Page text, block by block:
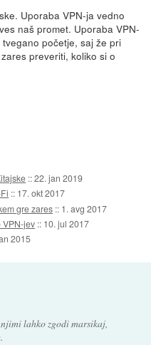
Uporaba VPN-ja vedno
naš promet. Uporaba VPN-
početje, saj že pri
preveriti, koliko si o
::22. jan 2019
:: 17. okt 2017
gre zares :: 1. avg 2017
VPN-jev :: 10. jul 2017
2015
lahko zgodi marsikaj,